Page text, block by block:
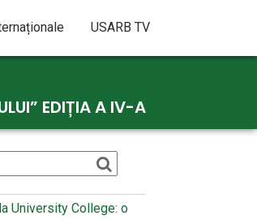
USARB TV
EDIȚIA A IV-A
University College: o